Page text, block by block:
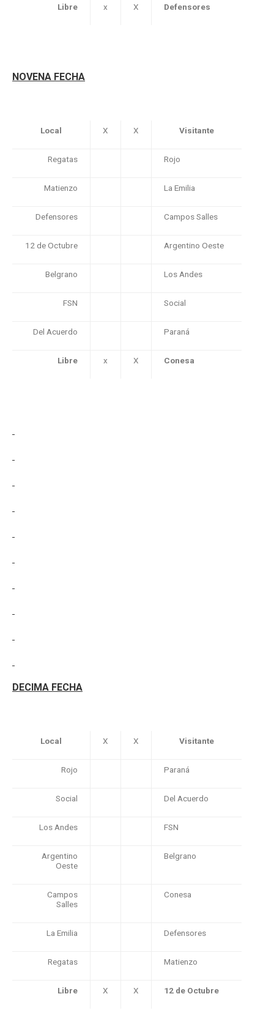
Libre x X Defensores
NOVENA FECHA
Local X X Visitante
Regatas Rojo
Matienzo La Emilia
Defensores Campos Salles
12 de Octubre Argentino Oeste
Belgrano Los Andes
FSN Social
Del Acuerdo Paraná
Libre x X Conesa
DECIMA FECHA
Local X X Visitante
Rojo Paraná
Social Del Acuerdo
Los Andes FSN
Argentino
Oeste
Belgrano
Campos
Salles
Conesa
La Emilia Defensores
Regatas Matienzo
Libre X X 12 de Octubre